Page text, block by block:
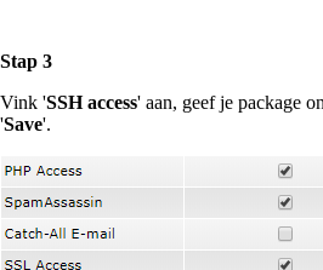
Stap 3
Vink 'SSH access' aan, geef je package
'Save'.